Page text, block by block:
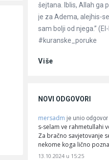
šejtana. Iblis, Allah ga
je za Adema, alejhis-
sam bolji od njega.”
#kuranske_poruke
Više
NOVI ODGOVORI
mersadm je unio odgovor
s-selam ve rahmetullahi
Za bračno savjetovanje
nekome koga lično
13.10.2024 u 15:25